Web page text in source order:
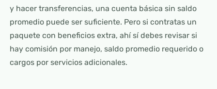
y hacer transferencias, una cuenta básica sin saldo
promedio puede ser suficiente. Pero si contratas un
paquete con beneficios extra, ahí sí debes revisar si
hay comisión por manejo, saldo promedio requerido o
cargos por servicios adicionales.